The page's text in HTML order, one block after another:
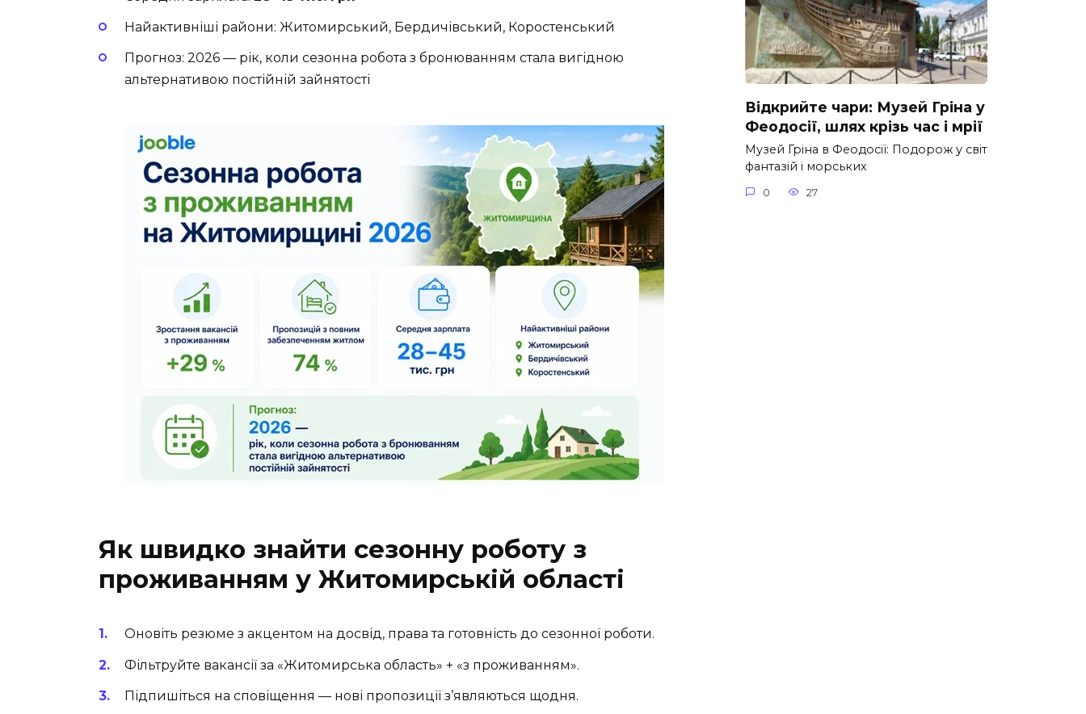
Найактивніші райони: Житомирський, Бердичівський, Коростенський
Прогноз: 2026 — рік, коли сезонна робота з бронюванням стала вигідною
альтернативою постійній зайнятості
Як швидко знайти сезонну роботу з
проживанням у Житомирській області
Оновіть резюме з акцентом на досвід, права та готовність до сезонної роботи.
Фільтруйте вакансії за «Житомирська область» + «з проживанням».
Підпишіться на сповіщення — нові пропозиції з’являються щодня.
Відкрийте чари: Музей Гріна у
Феодосії, шлях крізь час і мрії
Музей Гріна в Феодосії: Подорож у світ
фантазій і морських
0 27